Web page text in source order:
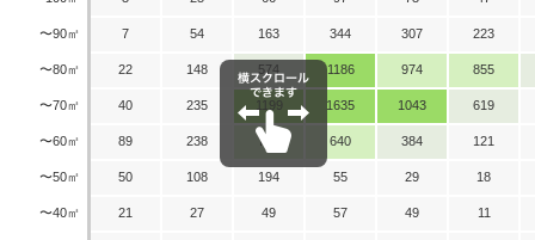
〜90㎡
〜80㎡
〜70㎡
〜60㎡
〜50㎡
〜40㎡
7 54 163 344 307 223
22 148 574 1186 974 855
40 235 1199 1635 1043 619
89 238 750 640 384 121
50 108 194 55 29 18
21 27 49 57 49 11